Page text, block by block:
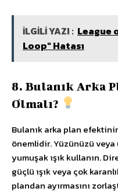
İLGİLİ YAZI : League
Loop" Hatası
8. Bulanık Arka
Olmalı?
Bulanık arka plan
önemlidir. Yüzünüzü
yumuşak ışık kullanın.
güçlü ışık veya çok
plandan ayırmasını